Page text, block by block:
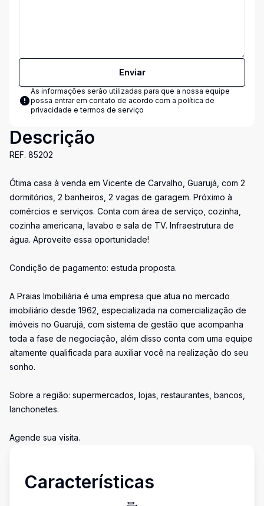
Enviar
As informações serão utilizadas para que a nossa equipe
possa entrar em contato de acordo com a política de
privacidade e termos de serviço
Descrição
REF. 85202
Ótima casa à venda em Vicente de Carvalho, Guarujá, com 2
dormitórios, 2 banheiros, 2 vagas de garagem. Próximo à
comércios e serviços. Conta com área de serviço, cozinha,
cozinha americana, lavabo e sala de TV. Infraestrutura de
água. Aproveite essa oportunidade!
Condição de pagamento: estuda proposta.
A Praias Imobiliária é uma empresa que atua no mercado
imobiliário desde 1962, especializada na comercialização de
imóveis no Guarujá, com sistema de gestão que acompanha
toda a fase de negociação, além disso conta com uma equipe
altamente qualificada para auxiliar você na realização do seu
sonho.
Sobre a região: supermercados, lojas, restaurantes, bancos,
lanchonetes.
Agende sua visita.
Características